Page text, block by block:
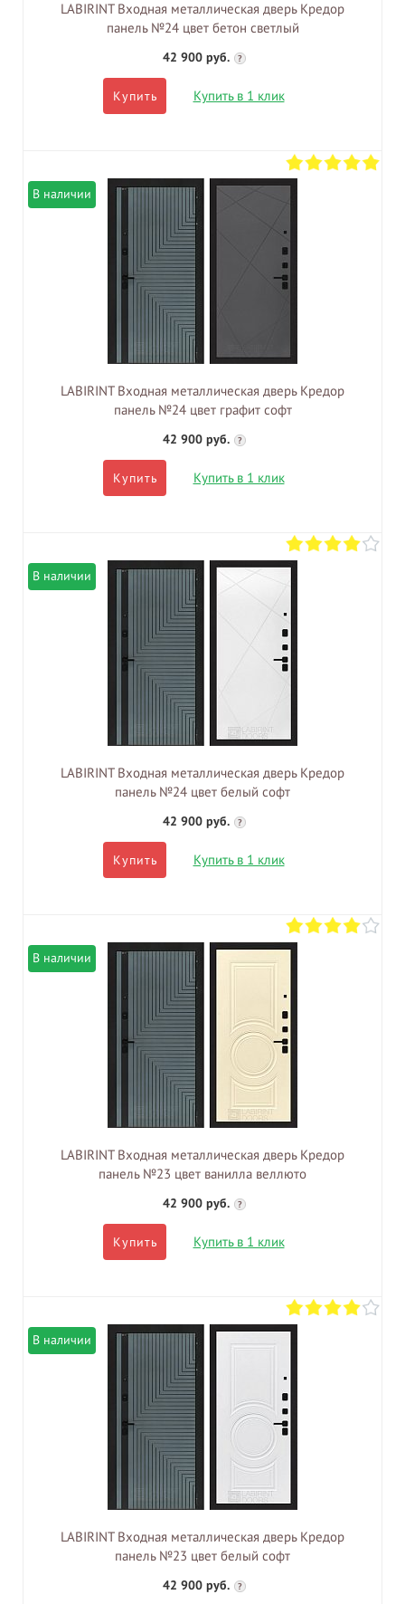
LABIRINT Входная металлическая дверь Кредор
панель №24 цвет бетон светлый
42 900 руб. ?
Купить Купить в 1 клик
В наличии
LABIRINT Входная металлическая дверь Кредор
панель №24 цвет графит софт
42 900 руб. ?
Купить Купить в 1 клик
В наличии
LABIRINT Входная металлическая дверь Кредор
панель №24 цвет белый софт
42 900 руб. ?
Купить Купить в 1 клик
В наличии
LABIRINT Входная металлическая дверь Кредор
панель №23 цвет ванилла веллюто
42 900 руб. ?
Купить Купить в 1 клик
В наличии
LABIRINT Входная металлическая дверь Кредор
панель №23 цвет белый софт
42 900 руб. ?